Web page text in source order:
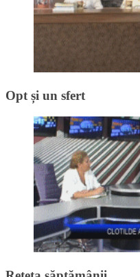
Opt și un sfert